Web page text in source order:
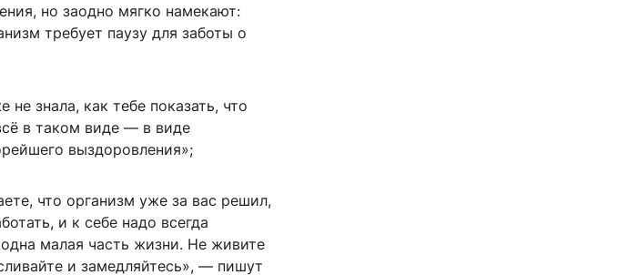
но заодно мягко намекают:
требует паузу для заботы о
знала, как тебе показать, что
в таком виде — в виде
выздоровления»;
что организм уже за вас решил,
и к себе надо всегда
малая часть жизни. Не живите
и замедляйтесь», — пишут